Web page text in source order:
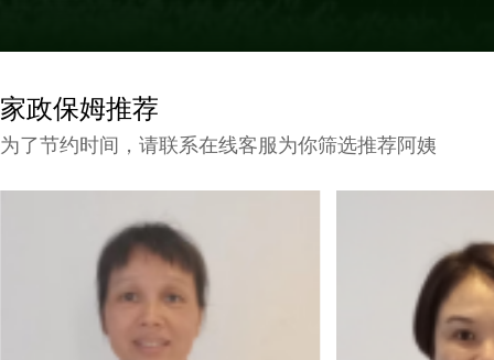
家政保姆推荐
为了节约时间，请联系在线客服为你筛选推荐阿姨